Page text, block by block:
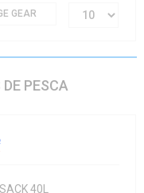
GEAR
PESCA
40L